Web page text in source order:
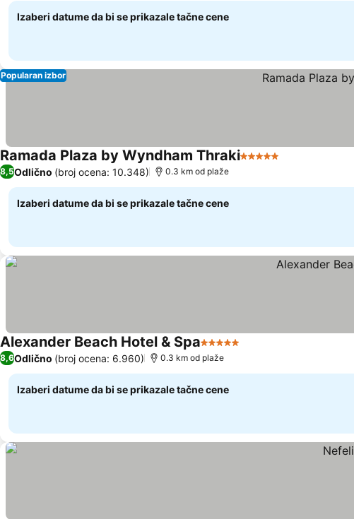
Izaberi datume da bi se prikazale tačne cene
Popularan izbor
Ramada Plaza by Wyndham Thraki5 Zvezdice
8,5Odlično (broj ocena: 10.348) 0.3 km od plaže
Izaberi datume da bi se prikazale tačne cene
Alexander Beach Hotel & Spa5 Zvezdice
8,6Odlično (broj ocena: 6.960) 0.3 km od plaže
Izaberi datume da bi se prikazale tačne cene